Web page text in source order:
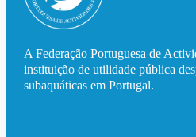
A Federação Portuguesa de
instituição de utilidade pública
subaquáticas em Portugal.